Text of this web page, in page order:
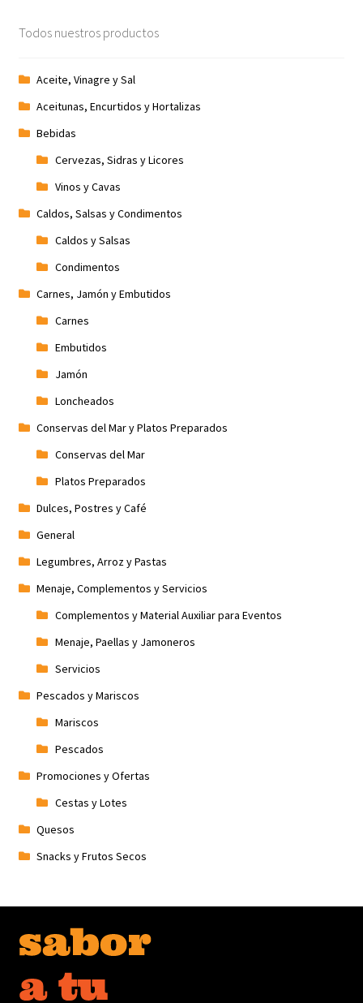
Promociones
Términos y condiciones
Tienda
Todos nuestros productos
Aceite, Vinagre y Sal
Aceitunas, Encurtidos y Hortalizas
Bebidas
Cervezas, Sidras y Licores
Vinos y Cavas
Caldos, Salsas y Condimentos
Caldos y Salsas
Condimentos
Carnes, Jamón y Embutidos
Carnes
Embutidos
Jamón
Loncheados
Conservas del Mar y Platos Preparados
Conservas del Mar
Platos Preparados
Dulces, Postres y Café
General
Legumbres, Arroz y Pastas
Menaje, Complementos y Servicios
Complementos y Material Auxiliar para Eventos
Menaje, Paellas y Jamoneros
Servicios
Pescados y Mariscos
Mariscos
Pescados
Promociones y Ofertas
Cestas y Lotes
Quesos
Snacks y Frutos Secos